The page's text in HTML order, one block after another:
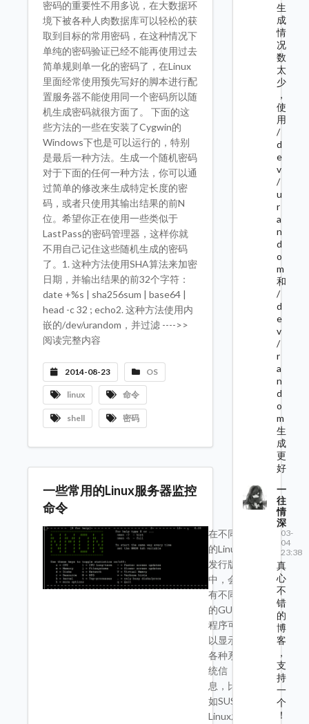
密码的重要性不用多说，在大数据环
境下被各种人肉数据库可以轻松的获
取到目标的常用密码，在这种情况下
单纯的密码验证已经不能再使用过去
简单规则单一化的密码了，在Linux
里面经常使用预先写好的脚本进行配
置服务器不能使用同一个密码所以随
机生成密码就很方面了。 下面的这
些方法的一些在安装了Cygwin的
Windows下也是可以运行的，特别
是最后一种方法。生成一个随机密码
对于下面的任何一种方法，你可以通
过简单的修改来生成特定长度的密
码，或者只使用其输出结果的前N
位。希望你正在使用一些类似于
LastPass的密码管理器，这样你就
不用自己记住这些随机生成的密码
了。1. 这种方法使用SHA算法来加密
日期，并输出结果的前32个字符：
date +%s | sha256sum | base64 |
head -c 32 ; echo2. 这种方法使用内
嵌的/dev/urandom，并过滤 ---->>
阅读完整内容
2014-08-23 OS
linux 命令
shell 密码
一些常用的Linux服务器监控
命令
在不同
的Linux
发行版
中，会
有不同
的GUI
程序可
以显示
各种系
统信
息，比
如SUSE
Linux发
生
成
情
况
数
太
少
，
使
用
/
d
e
v
/
u
r
a
n
d
o
m
和
/
d
e
v
/
r
a
n
d
o
m
生
成
更
好
一
往
情
深
03-
04
23:38
真
心
不
错
的
博
客
，
支
持
一
个
！